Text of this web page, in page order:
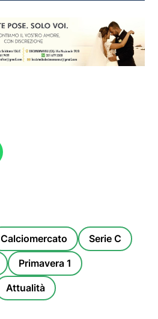
Calciomercato Serie C
Primavera 1
Attualità